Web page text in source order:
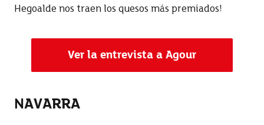
Hegoalde nos traen los quesos más premiados!
Ver la entrevista a Agour
NAVARRA